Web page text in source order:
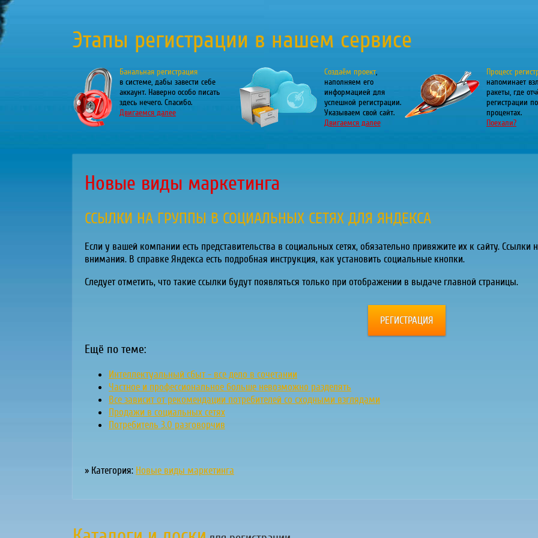
Этапы регистрации в нашем сервисе
Банальная регистрация
в системе, дабы завести себе
аккаунт. Наверно особо писать
здесь нечего. Спасибо.
Двигаемся далее
Создаём проект,
наполняем его
информацией для
успешной регистрации.
Указываем свой сайт.
Двигаемся далее
Процесс
напоминает
ракеты, где
регистрации
процентах.
Поехали?
Новые виды маркетинга
ССЫЛКИ НА ГРУППЫ В СОЦИАЛЬНЫХ СЕТЯХ ДЛЯ ЯНДЕКСА
Если у вашей компании есть представительства в социальных сетях, обязательно привяжите их к сайту.
внимания. В справке Яндекса есть подробная инструкция, как установить социальные кнопки.
Следует отметить, что такие ссылки будут появляться только при отображении в выдаче главной страницы.
РЕГИСТРАЦИЯ
Ещё по теме:
Интеллектуальный сбыт - все дело в сочетании
Частное и профессиональное больше невозможно разделять
Все зависит от рекомендации потребителей со сходными взглядами
Продажи в социальных сетях
Потребитель 3.0 разговорчив
» Категория: Новые виды маркетинга